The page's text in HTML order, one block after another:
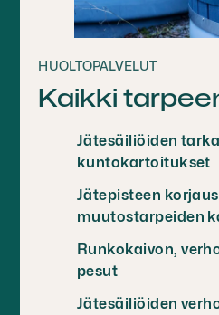
HUOLTOPALVELUT
Kaikki
Jätesäiliöiden
kuntokartoitukset
Jätepisteen
muutostarpeiden
Runkokaivon,
pesut
Jätesäiliöiden